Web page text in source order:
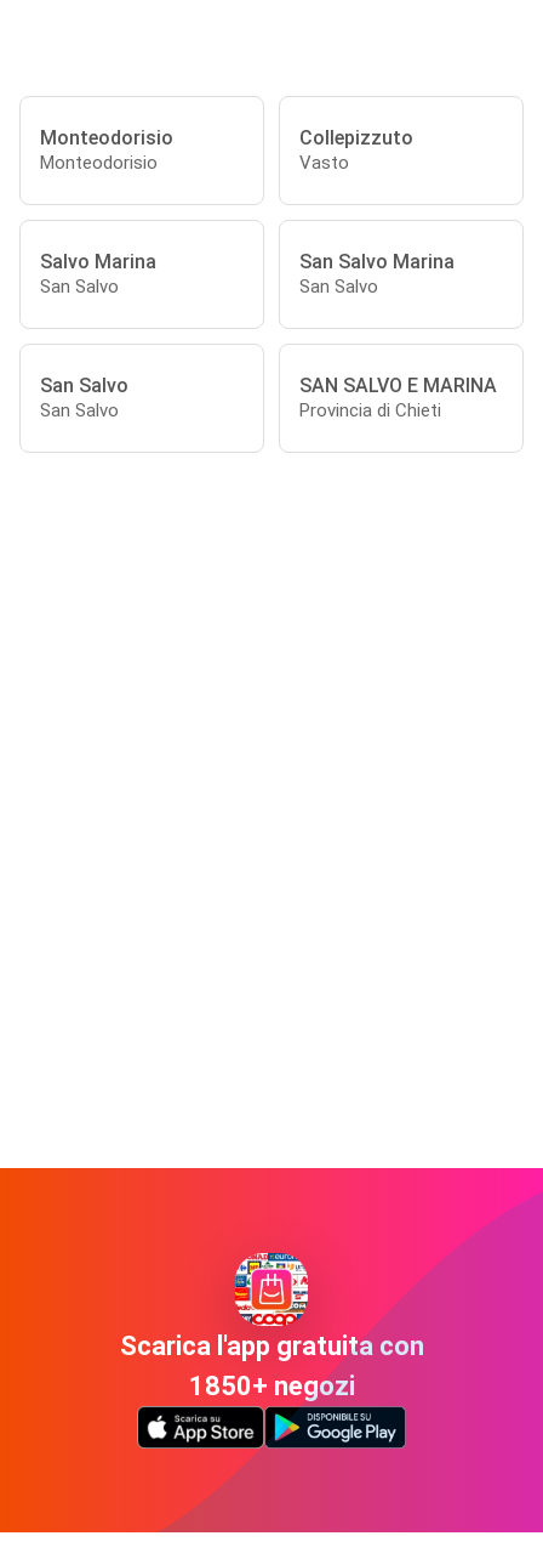
Monteodorisio
Monteodorisio
Collepizzuto
Vasto
Salvo Marina
San Salvo
San Salvo Marina
San Salvo
San Salvo
San Salvo
SAN SALVO E MARINA
Provincia di Chieti
Scarica l'app gratuita con
1850+ negozi